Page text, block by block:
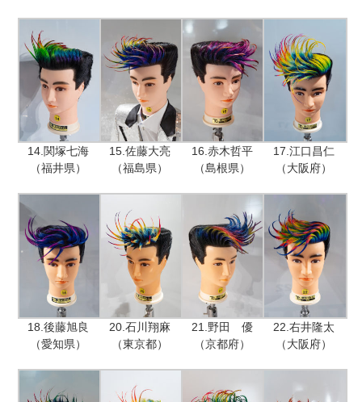
14.関塚七海
（福井県）
15.佐藤大亮
（福島県）
16.赤木哲平
（島根県）
17.江口昌仁
（大阪府）
18.後藤旭良
（愛知県）
20.石川翔麻
（東京都）
21.野田 優
（京都府）
22.右井隆太
（大阪府）